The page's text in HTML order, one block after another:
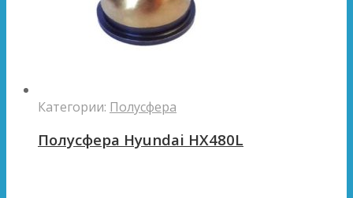
Категории: Полусфера
Полусфера Hyundai HX480L